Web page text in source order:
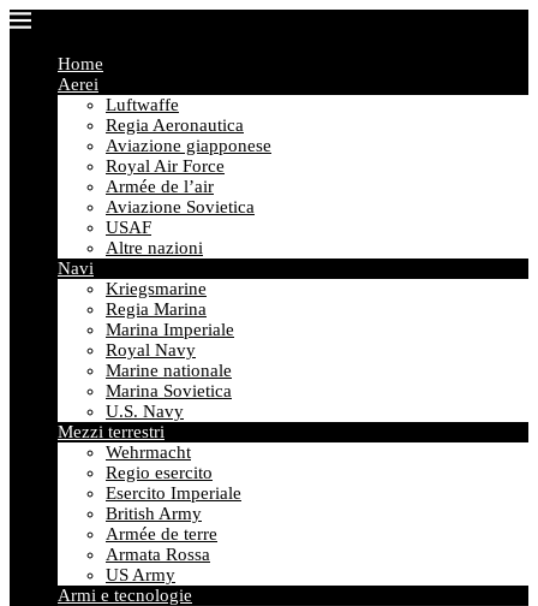
Home
Aerei
Luftwaffe
Regia Aeronautica
Aviazione giapponese
Royal Air Force
Armée de l’air
Aviazione Sovietica
USAF
Altre nazioni
Navi
Kriegsmarine
Regia Marina
Marina Imperiale
Royal Navy
Marine nationale
Marina Sovietica
U.S. Navy
Mezzi terrestri
Wehrmacht
Regio esercito
Esercito Imperiale
British Army
Armée de terre
Armata Rossa
US Army
Armi e tecnologie